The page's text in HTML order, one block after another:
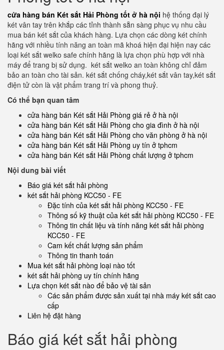
cửa hàng bán Két sắt Hải Phòng tốt ở hà nội hệ thống đại lý
két vân tay trên khắp các tỉnh thành sẵn sàng phục vụ nhu cầu
mua bán két sắt của khách hàng. Lựa chọn các dòng két chính
hãng với nhiều tính năng an toàn mã khoá hiện đại hiện nay các
loại két sắt welko safe chính hãng là lựa chọn phù hợp với nhà
máy để trang bị sử dụng. két sắt welko an toàn không chỉ đảm
bảo an toàn cho tài sản. két sắt chống cháy,két sắt vân tay,két sắt
điện tử còn là vật phẩm trang trí và phong thuỷ.
Có thể bạn quan tâm
cửa hàng bán Két sắt Hải Phòng giá rẻ ở hà nội
cửa hàng bán Két sắt Hải Phòng cho gia đình ở hà nội
cửa hàng bán Két sắt Hải Phòng cho văn phòng ở hà nội
cửa hàng bán Két sắt Hải Phòng uy tín ở tphcm
cửa hàng bán Két sắt Hải Phòng chất lượng ở tphcm
Nội dung bài viết
Báo giá két sắt hải phòng
két sắt hải phòng KCC50 - FE
Đặc tính của két sắt hải phòng KCC50 - FE
Thông số kỹ thuật của két sắt hải phòng KCC50 - FE
Thông tin chất liệu và tính năng két sắt hải phòng
KCC50 - FE
Cam kết chất lượng sản phẩm
Thông tin thanh toán
Mua két sắt hải phòng loại nào tốt
két sắt hải phòng uy tín chính hãng
Lựa chọn két sắt nào để bảo vệ tài sản
Các sản phẩm được sản xuất tại nhà máy két sắt cao
cấp
Liên hệ đặt hàng
Báo giá két sắt hải phòng